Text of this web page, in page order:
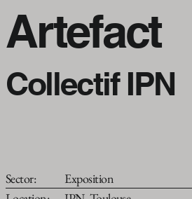
Artefact
Collectif IPN
Sector:
Exposition